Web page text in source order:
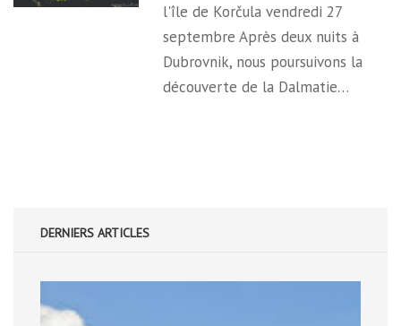
l'île de Korčula vendredi 27
septembre Après deux nuits à
Dubrovnik, nous poursuivons la
découverte de la Dalmatie…
DERNIERS ARTICLES